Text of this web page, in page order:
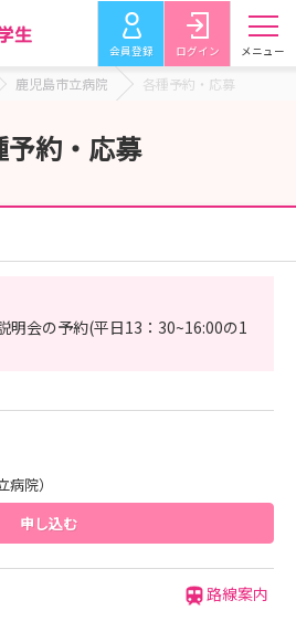
会員登録 ログイン メニュー
鹿児島市立病院 各種予約・応募
予約・応募
明会の予約(平日13：30~16:00の1
院）
申し込む
路線案内